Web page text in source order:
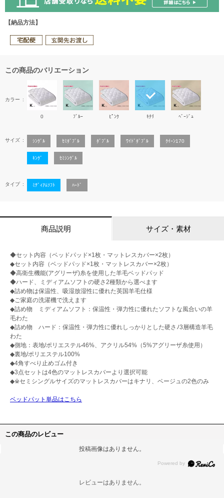
【納品方法】
この商品のバリエーション
カラー
0 ﾌﾞﾙｰ ﾋﾟﾝｸ ｷﾅﾘ ﾍﾞｰｼﾞｭ
サイズ ｼﾝｸﾞﾙ ｾﾐﾀﾞﾌﾞﾙ ﾀﾞﾌﾞﾙ ﾜｲﾄﾞﾀﾞﾌﾞﾙ ｸｲｰﾝ170
ｷﾝｸﾞ ｾﾐｼﾝｸﾞﾙ
タイプ ﾐﾃﾞｨｱﾑｿﾌﾄ ﾊｰﾄﾞ
商品説明 サイズ・素材
◆セット内容（ベッドパッド×1枚・マットレスカバー×2枚）
◆セット内容（ベッドパッド×1枚・マットレスカバー×2枚）
◆高衛生機能(アグリーザ)糸を使用した羊毛ベッドパッド
◆ハード、ミディアムソフトの硬さ2種類から選べます
◆詰め物は保温性、吸湿放湿性に優れた英国羊毛仕様
◆ご家庭の洗濯機で洗えます
◆詰め物 ミディアムソフト：保温性・弾力性に優れたソフトな風合いの羊
毛わた
◆詰め物 ハード：保温性・弾力性に優れしっかりとした硬さﾉ3層構造羊毛
わた
◆側地：表地/ポリエステル46%、アクリル54%（5%アグリーザ糸使用）
◆裏地/ポリエステル100%
◆4角すべり止めゴム付き
◆3点セットは4色のマットレスカバーより選択可能
◆※セミシングルサイズのマットレスカバーはキナリ、ベージュの2色のみ
ベッドパット単品はこちら
この商品のレビュー
投稿画像はありません。
レビューはありません。